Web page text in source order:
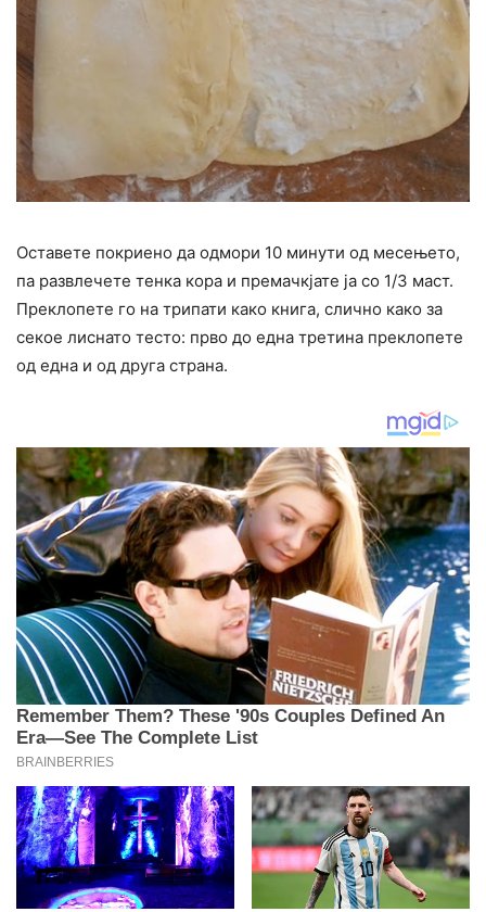
Оставете покриено да одмори 10 минути од месењето,
па развлечете тенка кора и премачкјате ја со 1/3 маст.
Преклопете го на трипати како книга, слично како за
секое лиснато тесто: прво до една третина преклопете
од една и од друга страна.